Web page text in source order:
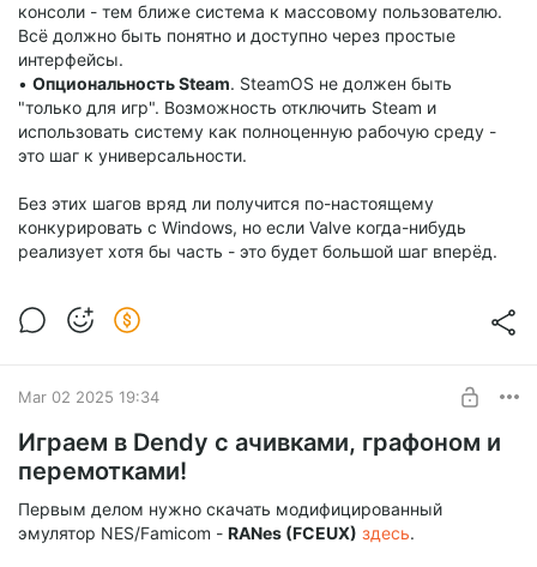
консоли - тем ближе система к массовому пользователю.
Всё должно быть понятно и доступно через простые
интерфейсы.
• Опциональность Steam. SteamOS не должен быть
"только для игр". Возможность отключить Steam и
использовать систему как полноценную рабочую среду -
это шаг к универсальности.
Без этих шагов вряд ли получится по-настоящему
конкурировать с Windows, но если Valve когда-нибудь
реализует хотя бы часть - это будет большой шаг вперёд.
Mar 02 2025 19:34
Играем в Dendy с ачивками, графоном и
перемотками!
Первым делом нужно скачать модифицированный
эмулятор NES/Famicom - RANes (FCEUX) здесь.